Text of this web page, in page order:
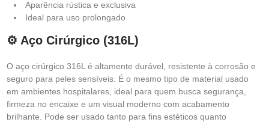
Aparência rústica e exclusiva
Ideal para uso prolongado
⚙️ Aço Cirúrgico (316L)
O aço cirúrgico 316L é altamente durável, resistente à corrosão e
seguro para peles sensíveis. É o mesmo tipo de material usado
em ambientes hospitalares, ideal para quem busca segurança,
firmeza no encaixe e um visual moderno com acabamento
brilhante. Pode ser usado tanto para fins estéticos quanto